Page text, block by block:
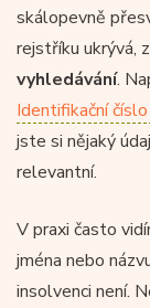
skálopevně
rejstříku ukrývá,
vyhledávání.
Identifikační
jste si nějaký
relevantní.
V praxi často
jména nebo
insolvenci není.